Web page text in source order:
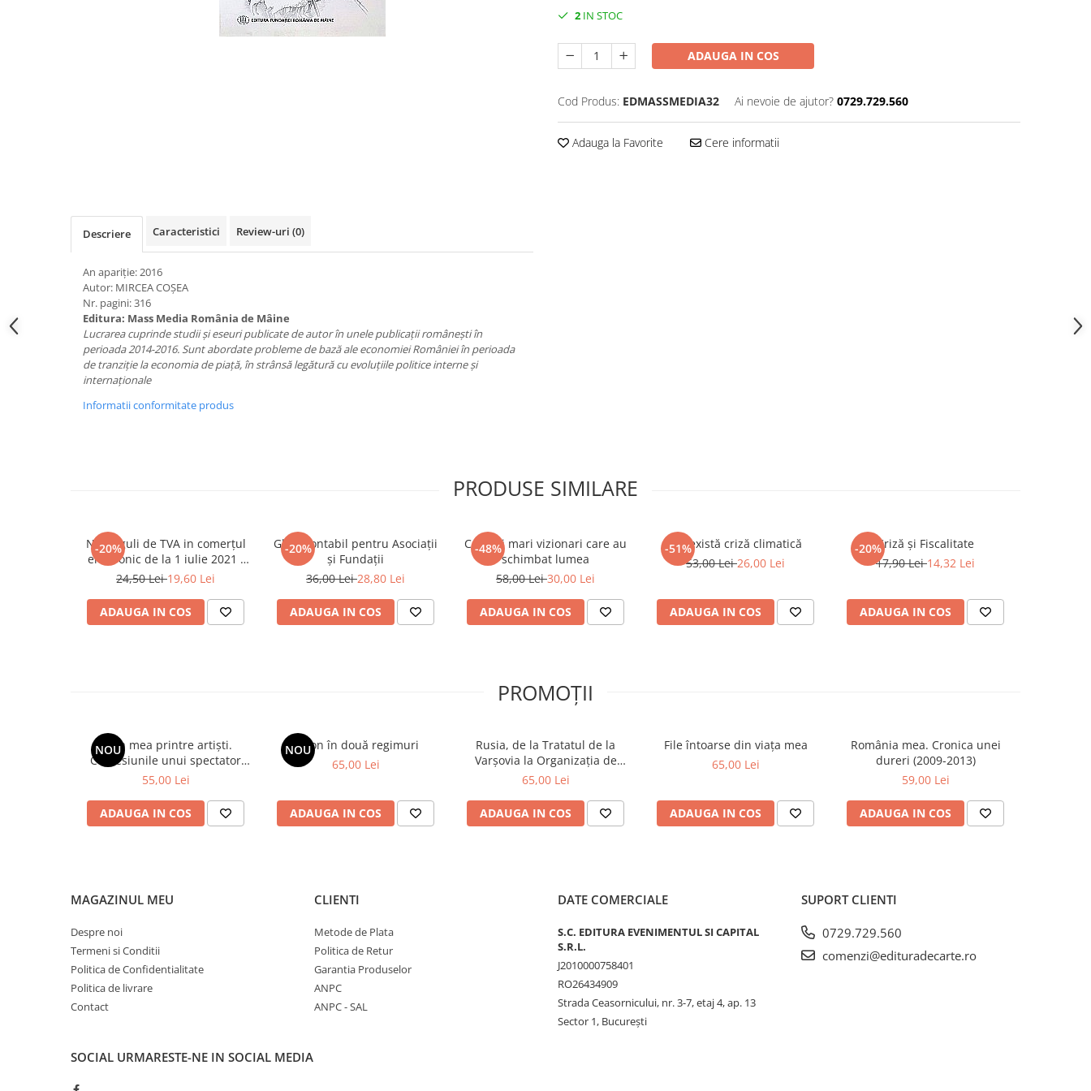
Politică/Geopolitică
Psihologie
Spiritualitate/Ezoterism
Evenimentul Istoric
Evenimentul istoric - editii
2 IN STOC
ADAUGA IN COS
Cod Produs: EDMASSMEDIA32 Ai nevoie de ajutor? 0729.729.560
Adauga la Favorite Cere informatii
Descriere Caracteristici Review-uri (0)
An apariție: 2016
Autor: MIRCEA COȘEA
Nr. pagini: 316
Editura: Mass Media România de Mâine
Lucrarea cuprinde studii și eseuri publicate de autor în unele publicații românești în
perioada 2014-2016. Sunt abordate probleme de bază ale economiei României în perioada
de tranziție la economia de piață, în strânsă legătură cu evoluțiile politice interne și
internaționale
Informatii conformitate produs
PRODUSE SIMILARE
-20%
Noi reguli de TVA in comerțul
electronic de la 1 iulie 2021 -
Ghid practic
24,50 Lei19,60 Lei
ADAUGA IN COS
-20%
Ghid Contabil pentru Asociaţii
şi Fundaţii
36,00 Lei28,80 Lei
ADAUGA IN COS
-48%
Cei mai mari vizionari care au
schimbat lumea
58,00 Lei30,00 Lei
ADAUGA IN COS
-51%
Nu există criză climatică
53,00 Lei26,00 Lei
ADAUGA IN COS
-20%Criză și Fiscalitate
17,90 Lei14,32 Lei
ADAUGA IN COS
PROMOȚII
NOU
Viața mea printre artiști.
Confesiunile unui spectator
fidel
55,00 Lei
ADAUGA IN COS
NOU
Spion în două regimuri
65,00 Lei
ADAUGA IN COS
Rusia, de la Tratatul de la
Varșovia la Organizația de
Cooperare de la Shanghai și
65,00 Lei
ADAUGA IN COS
File întoarse din viața mea
65,00 Lei
ADAUGA IN COS
România mea. Cronica unei
dureri (2009-2013)
59,00 Lei
ADAUGA IN COS
MAGAZINUL MEU
Despre noi
Termeni si Conditii
Politica de Confidentialitate
Politica de livrare
Contact
CLIENTI
Metode de Plata
Politica de Retur
Garantia Produselor
ANPC
ANPC - SAL
DATE COMERCIALE
S.C. EDITURA EVENIMENTUL SI CAPITAL
S.R.L.
J2010000758401
RO26434909
Strada Ceasornicului, nr. 3-7, etaj 4, ap. 13
Sector 1, Bucureşti
SUPORT CLIENTI
0729.729.560
comenzi@edituradecarte.ro
SOCIAL URMARESTE-NE IN SOCIAL MEDIA